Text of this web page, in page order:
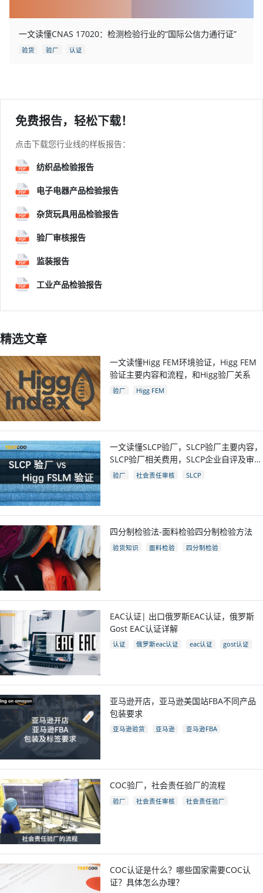
一文读懂CNAS 17020：检测检验行业的“国际公信力通行证”
验货 验厂 认证
免费报告，轻松下载！
点击下载您行业线的样板报告：
纺织品检验报告
电子电器产品检验报告
杂货玩具用品检验报告
验厂审核报告
监装报告
工业产品检验报告
精选文章
一文读懂Higg FEM环境验证，Higg FEM
验证主要内容和流程，和Higg验厂关系
验厂 Higg FEM
一文读懂SLCP验厂，SLCP验厂主要内容，
SLCP验厂相关费用，SLCP企业自评及审核
流程
验厂 社会责任审核 SLCP
四分制检验法-面料检验四分制检验方法
验货知识 面料检验 四分制检验
EAC认证| 出口俄罗斯EAC认证，俄罗斯
Gost EAC认证详解
认证 俄罗斯eac认证 eac认证
gost认证
亚马逊开店，亚马逊美国站FBA不同产品
包装要求
亚马逊验货 亚马逊
亚马逊FBA
COC验厂，社会责任验厂的流程
验厂 社会责任审核
社会责任验厂
COC认证是什么？哪些国家需要COC认
证？具体怎么办理？